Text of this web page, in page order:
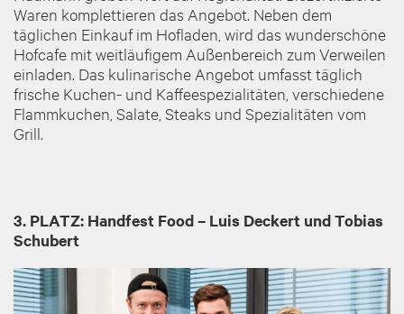
Waren komplettieren das Angebot. Neben dem
täglichen Einkauf im Hofladen, wird das wunderschöne
Hofcafe mit weitläufigem Außenbereich zum Verweilen
einladen. Das kulinarische Angebot umfasst täglich
frische Kuchen- und Kaffeespezialitäten, verschiedene
Flammkuchen, Salate, Steaks und Spezialitäten vom
Grill.
3. PLATZ: Handfest Food– Luis Deckert und Tobias
Schubert
Image